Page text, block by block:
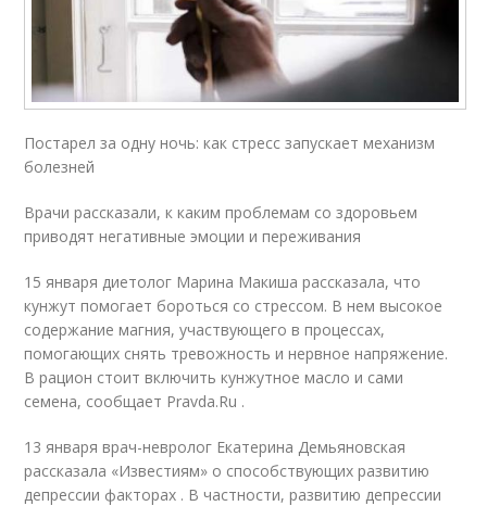
Постарел за одну ночь: как стресс запускает механизм
болезней
Врачи рассказали, к каким проблемам со здоровьем
приводят негативные эмоции и переживания
15 января диетолог Марина Макиша рассказала, что
кунжут помогает бороться со стрессом. В нем высокое
содержание магния, участвующего в процессах,
помогающих снять тревожность и нервное напряжение.
В рацион стоит включить кунжутное масло и сами
семена, сообщает Pravda.Ru .
13 января врач-невролог Екатерина Демьяновская
рассказала «Известиям» о способствующих развитию
депрессии факторах . В частности, развитию депрессии